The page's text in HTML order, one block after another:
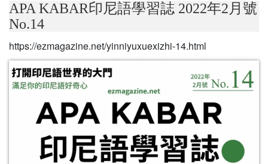
APA KABAR印尼語學習誌 2022年2月號
No.14
https://ezmagazine.net/yinniyuxuexizhi-14.html